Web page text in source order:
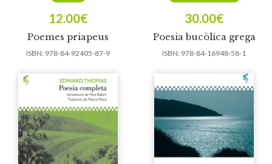
Poemes priapeus
12.00€
ISBN: 978-84-92405-87-9
Poesia bucòlica grega
30.00€
ISBN: 978-84-16948-58-1